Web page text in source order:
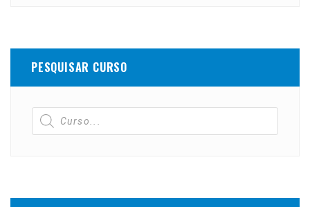
PESQUISAR CURSO